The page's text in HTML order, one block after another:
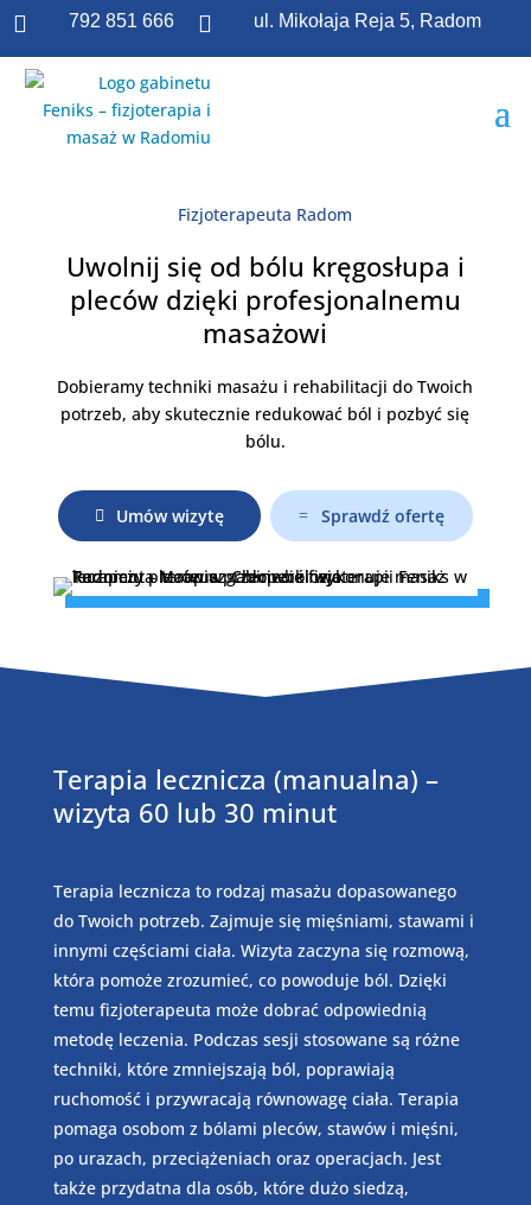
 792 851 666  ul. Mikołaja Reja 5, Radom
Fizjoterapeuta Radom
Uwolnij się od bólu kręgosłupa i
pleców dzięki profesjonalnemu
masażowi
Dobieramy techniki masażu i rehabilitacji do Twoich
potrzeb, aby skutecznie redukować ból i pozbyć się
bólu.
Umów wizytę Sprawdź ofertę
Terapia lecznicza (manualna) –
wizyta 60 lub 30 minut
Terapia lecznicza to rodzaj masażu dopasowanego
do Twoich potrzeb. Zajmuje się mięśniami, stawami i
innymi częściami ciała. Wizyta zaczyna się rozmową,
która pomoże zrozumieć, co powoduje ból. Dzięki
temu fizjoterapeuta może dobrać odpowiednią
metodę leczenia. Podczas sesji stosowane są różne
techniki, które zmniejszają ból, poprawiają
ruchomość i przywracają równowagę ciała. Terapia
pomaga osobom z bólami pleców, stawów i mięśni,
po urazach, przeciążeniach oraz operacjach. Jest
także przydatna dla osób, które dużo siedzą,